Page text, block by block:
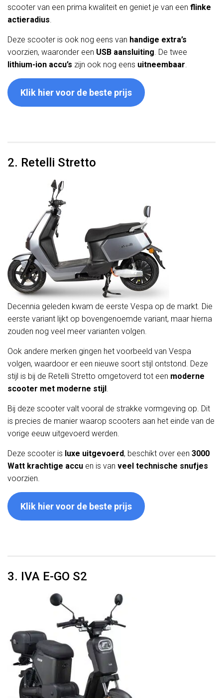
scooter van een prima kwaliteit en geniet je van een flinke
actieradius.
Deze scooter is ook nog eens van handige extra’s
voorzien, waaronder een USB aansluiting. De twee
lithium-ion accu’s zijn ook nog eens uitneembaar.
Klik hier voor de beste prijs
2. Retelli Stretto
Decennia geleden kwam de eerste Vespa op de markt. Die
eerste variant lijkt op bovengenoemde variant, maar hierna
zouden nog veel meer varianten volgen.
Ook andere merken gingen het voorbeeld van Vespa
volgen, waardoor er een nieuwe soort stijl ontstond. Deze
stijl is bij de Retelli Stretto omgetoverd tot een moderne
scooter met moderne stijl.
Bij deze scooter valt vooral de strakke vormgeving op. Dit
is precies de manier waarop scooters aan het einde van de
vorige eeuw uitgevoerd werden.
Deze scooter is luxe uitgevoerd, beschikt over een 3000
Watt krachtige accu en is van veel technische snufjes
voorzien.
Klik hier voor de beste prijs
3. IVA E-GO S2